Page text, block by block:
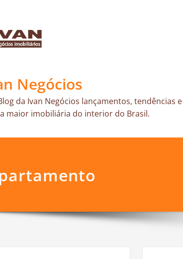
Negócios
da Ivan Negócios lançamentos,
maior imobiliária do interior do Brasil.